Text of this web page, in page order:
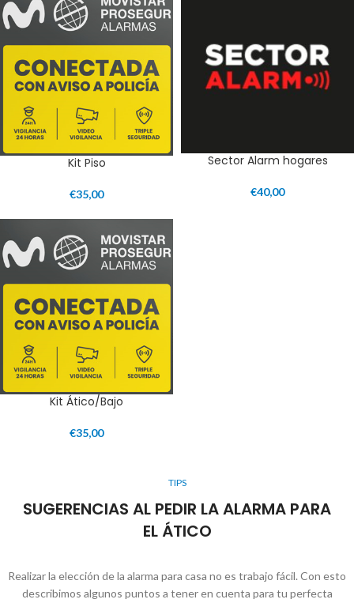
Kit Piso
€35,00
Sector Alarm hogares
€40,00
Kit Ático/Bajo
€35,00
TIPS
SUGERENCIAS AL PEDIR LA ALARMA PARA
EL ÁTICO
Realizar la elección de la alarma para casa no es trabajo fácil. Con esto
describimos algunos puntos a tener en cuenta para tu perfecta